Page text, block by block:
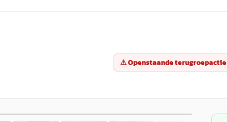
⚠ Openstaande terugroepactie
1/29